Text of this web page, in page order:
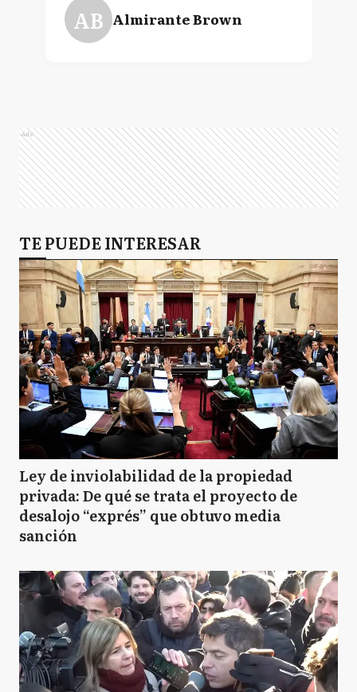
AB Almirante Brown
Ads
TE PUEDE INTERESAR
Ley de inviolabilidad de la propiedad
privada: De qué se trata el proyecto de
desalojo “exprés” que obtuvo media
sanción